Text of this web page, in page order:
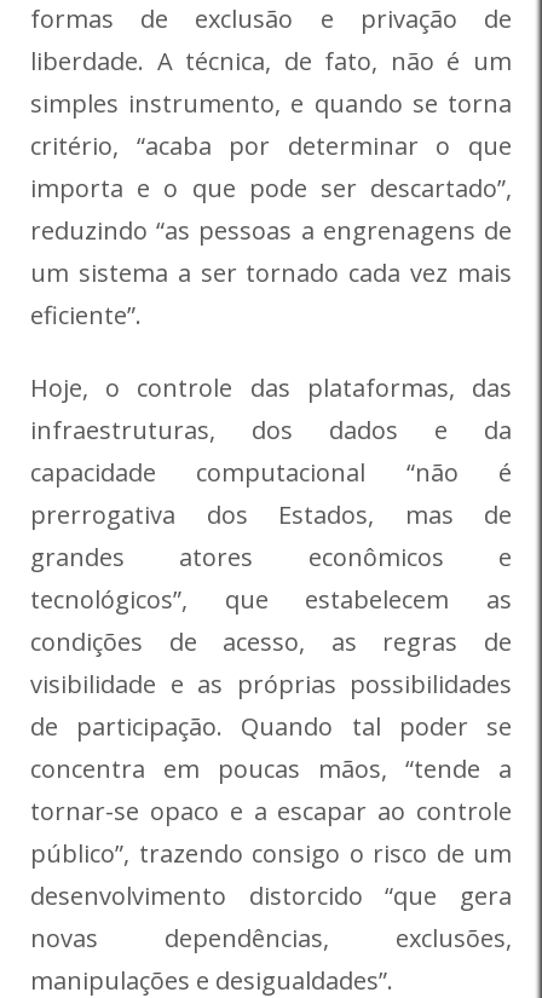
formas de exclusão e privação de
liberdade. A técnica, de fato, não é um
simples instrumento, e quando se torna
critério, “acaba por determinar o que
importa e o que pode ser descartado”,
reduzindo “as pessoas a engrenagens de
um sistema a ser tornado cada vez mais
eficiente”.
Hoje, o controle das plataformas, das
infraestruturas, dos dados e da
capacidade computacional “não é
prerrogativa dos Estados, mas de
grandes atores econômicos e
tecnológicos”, que estabelecem as
condições de acesso, as regras de
visibilidade e as próprias possibilidades
de participação. Quando tal poder se
concentra em poucas mãos, “tende a
tornar-se opaco e a escapar ao controle
público”, trazendo consigo o risco de um
desenvolvimento distorcido “que gera
novas dependências, exclusões,
manipulações e desigualdades”.